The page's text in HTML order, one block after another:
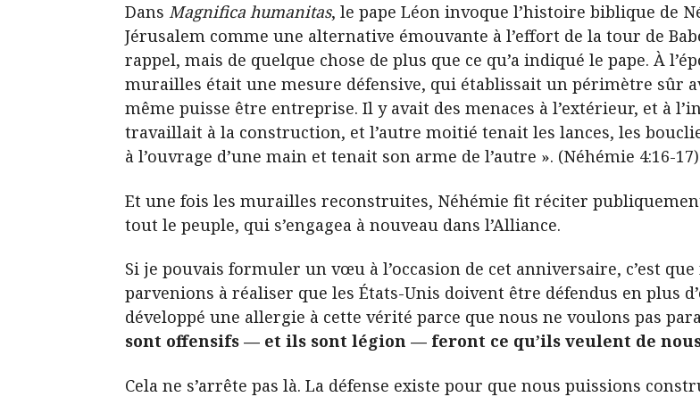
Dans Magnifica humanitas, le pape Léon invoque l’histoire biblique de
Jérusalem comme une alternative émouvante à l’effort de la tour de
rappel, mais de quelque chose de plus que ce qu’a indiqué le pape. À
murailles était une mesure défensive, qui établissait un périmètre sûr
même puisse être entreprise. Il y avait des menaces à l’extérieur, et à
travaillait à la construction, et l’autre moitié tenait les lances, les
à l’ouvrage d’une main et tenait son arme de l’autre ». (Néhémie 4:16-17)
Et une fois les murailles reconstruites, Néhémie fit réciter
tout le peuple, qui s’engagea à nouveau dans l’Alliance.
Si je pouvais formuler un vœu à l’occasion de cet anniversaire, c’est
parvenions à réaliser que les États-Unis doivent être défendus en plus
développé une allergie à cette vérité parce que nous ne voulons pas
sont offensifs — et ils sont légion — feront ce qu’ils veulent de
Cela ne s’arrête pas là. La défense existe pour que nous puissions